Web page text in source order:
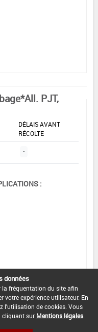
PJT,
DÉLAIS AVANT
RÉCOLTE
-
:
données
la fréquentation du site afin
votre expérience utilisateur. En
l'utilisation de cookies. Vous
cliquant sur Mentions légales